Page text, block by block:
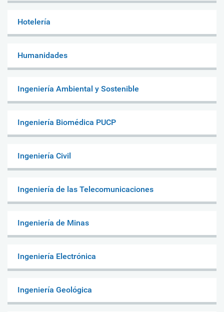
Hotelería
Humanidades
Ingeniería Ambiental y Sostenible
Ingeniería Biomédica PUCP
Ingeniería Civil
Ingeniería de las Telecomunicaciones
Ingeniería de Minas
Ingeniería Electrónica
Ingeniería Geológica